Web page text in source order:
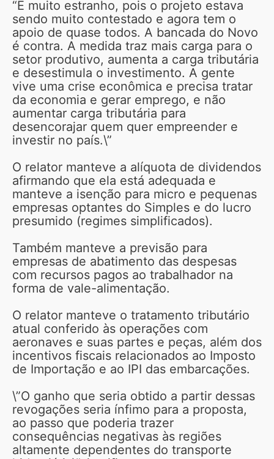
“É muito estranho, pois o projeto estava
sendo muito contestado e agora tem o
apoio de quase todos. A bancada do Novo
é contra. A medida traz mais carga para o
setor produtivo, aumenta a carga tributária
e desestimula o investimento. A gente
vive uma crise econômica e precisa tratar
da economia e gerar emprego, e não
aumentar carga tributária para
desencorajar quem quer empreender e
investir no país.\”
O relator manteve a alíquota de dividendos
afirmando que ela está adequada e
manteve a isenção para micro e pequenas
empresas optantes do Simples e do lucro
presumido (regimes simplificados).
Também manteve a previsão para
empresas de abatimento das despesas
com recursos pagos ao trabalhador na
forma de vale-alimentação.
O relator manteve o tratamento tributário
atual conferido às operações com
aeronaves e suas partes e peças, além dos
incentivos fiscais relacionados ao Imposto
de Importação e ao IPI das embarcações.
\”O ganho que seria obtido a partir dessas
revogações seria ínfimo para a proposta,
ao passo que poderia trazer
consequências negativas às regiões
altamente dependentes do transporte